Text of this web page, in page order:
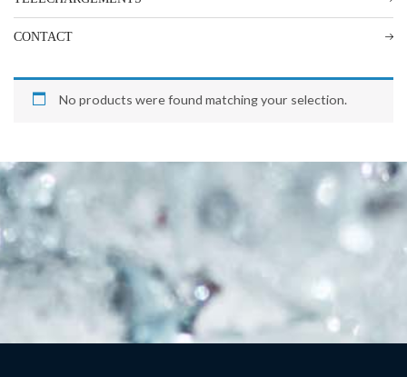
CONTACT
No products were found matching your selection.